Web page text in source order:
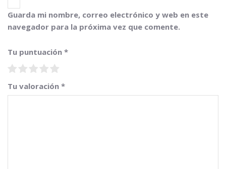
Guarda mi nombre, correo electrónico y web en este
navegador para la próxima vez que comente.
Tu puntuación *
Tu valoración *